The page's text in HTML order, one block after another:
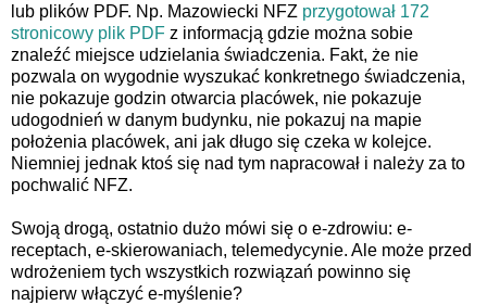
lub plików PDF. Np. Mazowiecki NFZ przygotował 172
stronicowy plik PDF z informacją gdzie można sobie
znaleźć miejsce udzielania świadczenia. Fakt, że nie
pozwala on wygodnie wyszukać konkretnego świadczenia,
nie pokazuje godzin otwarcia placówek, nie pokazuje
udogodnień w danym budynku, nie pokazuj na mapie
położenia placówek, ani jak długo się czeka w kolejce.
Niemniej jednak ktoś się nad tym napracował i należy za to
pochwalić NFZ.
Swoją drogą, ostatnio dużo mówi się o e-zdrowiu: e-
receptach, e-skierowaniach, telemedycynie. Ale może przed
wdrożeniem tych wszystkich rozwiązań powinno się
najpierw włączyć e-myślenie?